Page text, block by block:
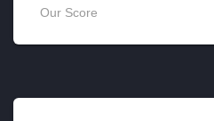
Our Score